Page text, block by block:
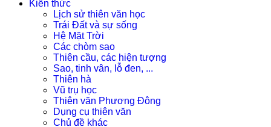
Kiến thức
Lịch sử thiên văn học
Trái Đất và sự sống
Hệ Mặt Trời
Các chòm sao
Thiên cầu, các hiện tượng
Sao, tinh vân, lỗ đen, ...
Thiên hà
Vũ trụ học
Thiên văn Phương Đông
Dụng cụ thiên văn
Chủ đề khác